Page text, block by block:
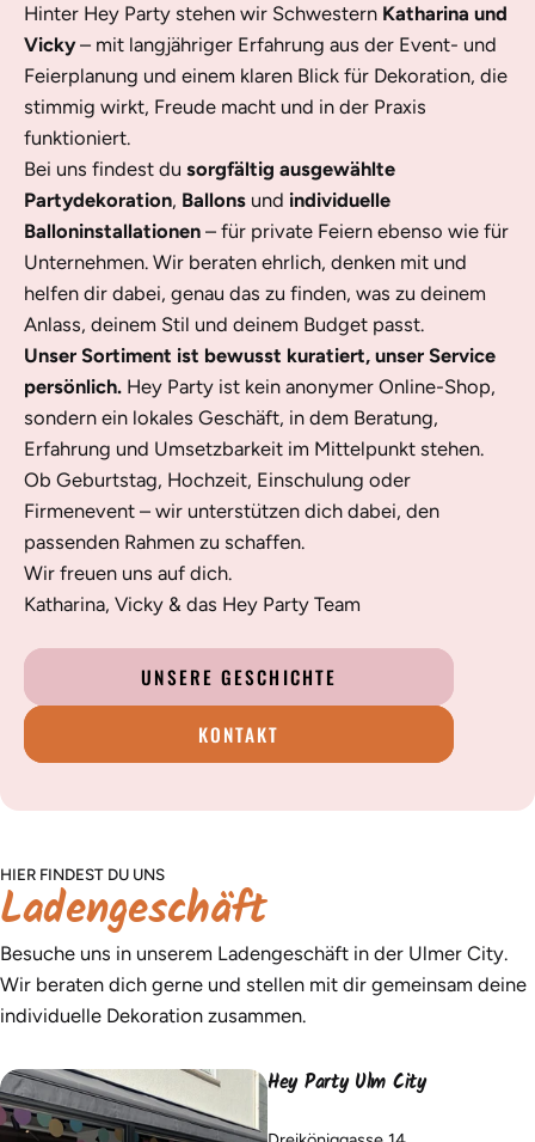
Hinter Hey Party stehen wir Schwestern Katharina und
Vicky– mit langjähriger Erfahrung aus der Event- und
Feierplanung und einem klaren Blick für Dekoration, die
stimmig wirkt, Freude macht und in der Praxis
funktioniert.
Bei uns findest du sorgfältig ausgewählte
Partydekoration, Ballons und individuelle
Balloninstallationen – für private Feiern ebenso wie für
Unternehmen. Wir beraten ehrlich, denken mit und
helfen dir dabei, genau das zu finden, was zu deinem
Anlass, deinem Stil und deinem Budget passt.
Unser Sortiment ist bewusst kuratiert, unser Service
persönlich. Hey Party ist kein anonymer Online-Shop,
sondern ein lokales Geschäft, in dem Beratung,
Erfahrung und Umsetzbarkeit im Mittelpunkt stehen.
Ob Geburtstag, Hochzeit, Einschulung oder
Firmenevent – wir unterstützen dich dabei, den
passenden Rahmen zu schaffen.
Wir freuen uns auf dich.
Katharina, Vicky & das Hey Party Team
UNSERE GESCHICHTE
KONTAKT
HIER FINDEST DU UNS
Ladengeschäft
Besuche uns in unserem Ladengeschäft in der Ulmer City.
Wir beraten dich gerne und stellen mit dir gemeinsam deine
individuelle Dekoration zusammen.
Hey Party Ulm City